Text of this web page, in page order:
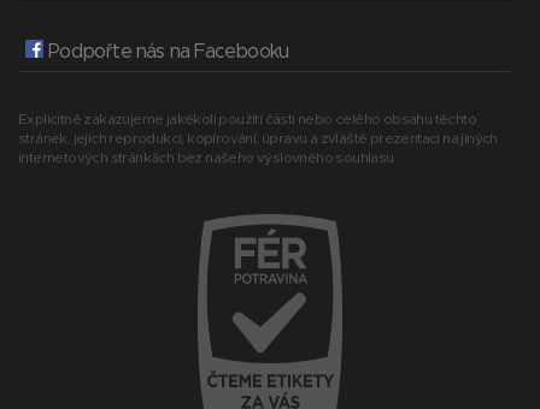
Podpořte nás na Facebooku
Explicitně zakazujeme jakékoli použití části nebo celého obsahu těchto
stránek, jejich reprodukci, kopírování, úpravu a zvláště prezentaci na jiných
internetových stránkách bez našeho výslovného souhlasu.